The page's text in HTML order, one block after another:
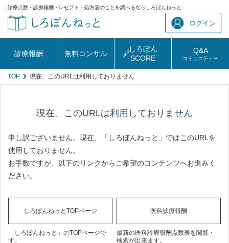
診療点数・診療報酬・レセプト・処方箋のことを調べるならしろぼんねっと
ログイン
診療報酬 無料コンサル
しろぼん
SCORE
Q&A
コミュニティー
TOP 現在、このURLは利用しておりません
現在、このURLは利用しておりません
申し訳ございません。現在、「しろぼんねっと」ではこのURLを
使用しておりません。
お手数ですが、以下のリンクからご希望のコンテンツへお進みく
ださい。
しろぼんねっとTOPページ
「しろぼんねっと」のTOPページで
す。
医科診療報酬
最新の医科診療報酬点数表を閲覧・
検索が出来ます。